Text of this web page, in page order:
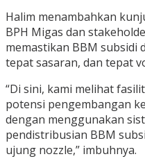
Halim menambahkan
BPH Migas dan
memastikan BBM subsidi
tepat sasaran, dan tepat
“Di sini, kami melihat
potensi pengembangan
dengan menggunakan
pendistribusian BBM
ujung nozzle,” imbuhnya.